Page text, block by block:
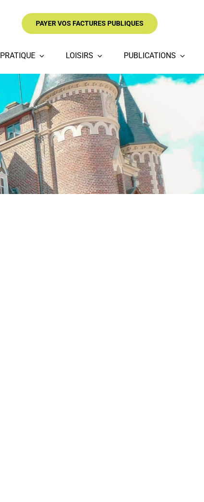
PAYER VOS FACTURES PUBLIQUES
PRATIQUE LOISIRS PUBLICATIONS